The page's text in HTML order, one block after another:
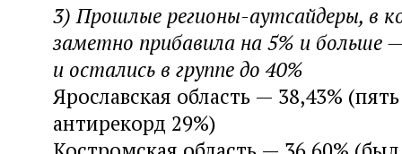
3) Прошлые регионы-аутсайдеры, в
заметно прибавила на 5% и больше
и остались в группе до 40%
Ярославская область — 38,43%
антирекорд 29%)